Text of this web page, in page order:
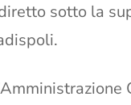
sotto la